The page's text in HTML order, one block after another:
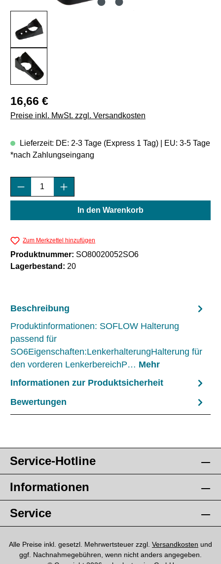
Regulärer Preis:
16,66 €
Preise inkl. MwSt. zzgl. Versandkosten
Lieferzeit: DE: 2-3 Tage (Express 1 Tag) | EU: 3-5 Tage
*nach Zahlungseingang
Produkt Anzahl: Gib den gewünschten
In den Warenkorb
Zum Merkzettel hinzufügen
Produktnummer: SO80020052SO6
Lagerbestand: 20
Beschreibung
Produktinformationen: SOFLOW Halterung
passend für
SO6Eigenschaften:LenkerhalterungHalterung für
den vorderen LenkerbereichP… Mehr
Informationen zur Produktsicherheit
Bewertungen
Service-Hotline
Informationen
Service
Alle Preise inkl. gesetzl. Mehrwertsteuer zzgl. Versandkosten und
ggf. Nachnahmegebühren, wenn nicht anders angegeben.